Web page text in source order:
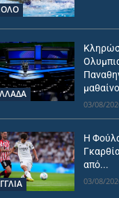
03/08/
Η
από...
03/08/